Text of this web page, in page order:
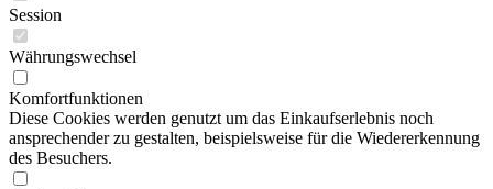
Session
Währungswechsel
Komfortfunktionen
Diese Cookies werden genutzt um das Einkaufserlebnis noch
ansprechender zu gestalten, beispielsweise für die Wiedererkennung
des Besuchers.